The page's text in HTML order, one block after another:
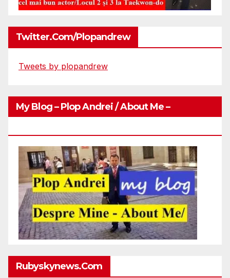
Twitter.com/plopandrew
Tweets by plopandrew
My Blog – Plop Andrei / About Me –
Rubyskynews.com